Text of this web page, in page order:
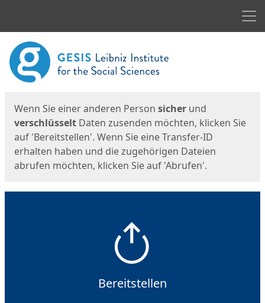
Start
Wenn Sie einer anderen Person sicher und
verschlüsselt Daten zusenden möchten, klicken Sie
auf 'Bereitstellen'. Wenn Sie eine Transfer-ID
erhalten haben und die zugehörigen Dateien
abrufen möchten, klicken Sie auf 'Abrufen'.
Bereitstellen